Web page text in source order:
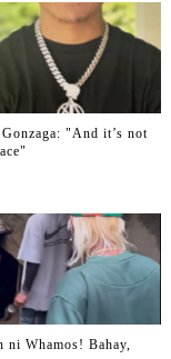
"And it’s not
ni Whamos! Bahay,